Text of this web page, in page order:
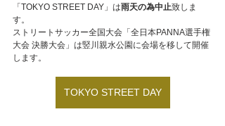
「TOKYO STREET DAY」は雨天の為中止致しま
す。
ストリートサッカー全国大会「全日本PANNA選手権
大会 決勝大会」は竪川親水公園に会場を移して開催
します。
TOKYO STREET DAY